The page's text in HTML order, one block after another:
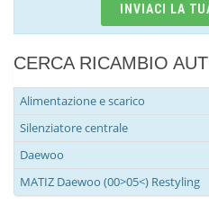
INVIACI LA
CERCA RICAMBIO
Alimentazione e scarico
Silenziatore centrale
Daewoo
MATIZ Daewoo (00>05<) Restyling